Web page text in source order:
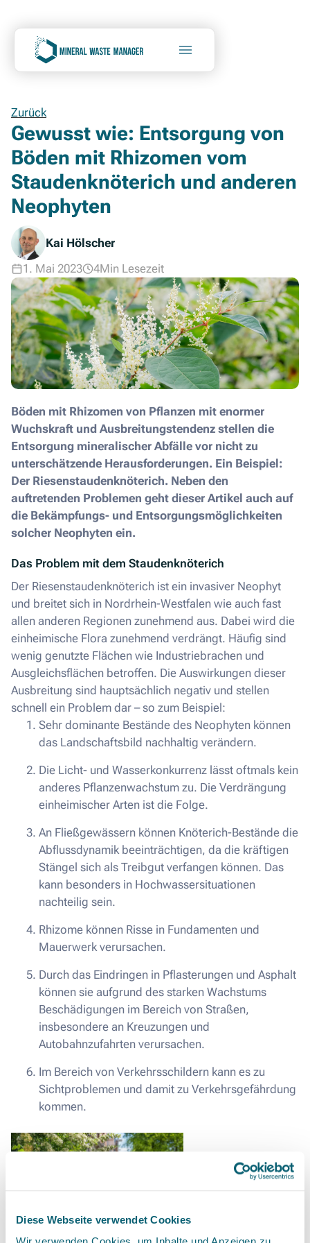
Diese Webseite verwendet Cookies
Zurück
Gewusst wie: Entsorgung von
Böden mit Rhizomen vom
Staudenknöterich und anderen
Neophyten
Kai Hölscher
1. Mai 2023
4Min Lesezeit
Böden mit Rhizomen von Pflanzen mit enormer
Wuchskraft und Ausbreitungstendenz stellen die
Entsorgung mineralischer Abfälle vor nicht zu
unterschätzende Herausforderungen. Ein Beispiel:
Der Riesenstaudenknöterich. Neben den
auftretenden Problemen geht dieser Artikel auch auf
die Bekämpfungs- und Entsorgungsmöglichkeiten
solcher Neophyten ein.
Das Problem mit dem Staudenknöterich
Der Riesenstaudenknöterich ist ein invasiver Neophyt
und breitet sich in Nordrhein-Westfalen wie auch fast
allen anderen Regionen zunehmend aus. Dabei wird die
einheimische Flora zunehmend verdrängt. Häufig sind
wenig genutzte Flächen wie Industriebrachen und
Ausgleichsflächen betroffen. Die Auswirkungen dieser
Ausbreitung sind hauptsächlich negativ und stellen
schnell ein Problem dar – so zum Beispiel:
Sehr dominante Bestände des Neophyten können
das Landschaftsbild nachhaltig verändern.
Die Licht- und Wasserkonkurrenz lässt oftmals kein
anderes Pflanzenwachstum zu. Die Verdrängung
einheimischer Arten ist die Folge.
An Fließgewässern können Knöterich-Bestände die
Abflussdynamik beeinträchtigen, da die kräftigen
Stängel sich als Treibgut verfangen können. Das
kann besonders in Hochwassersituationen
nachteilig sein.
Rhizome können Risse in Fundamenten und
Mauerwerk verursachen.
Durch das Eindringen in Pflasterungen und Asphalt
können sie aufgrund des starken Wachstums
Beschädigungen im Bereich von Straßen,
insbesondere an Kreuzungen und
Autobahnzufahrten verursachen.
Im Bereich von Verkehrsschildern kann es zu
Sichtproblemen und damit zu Verkehrsgefährdung
kommen.